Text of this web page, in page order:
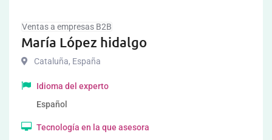
Ventas a empresas B2B
María López hidalgo
Cataluña, España
Idioma del experto
Español
Tecnología en la que asesora